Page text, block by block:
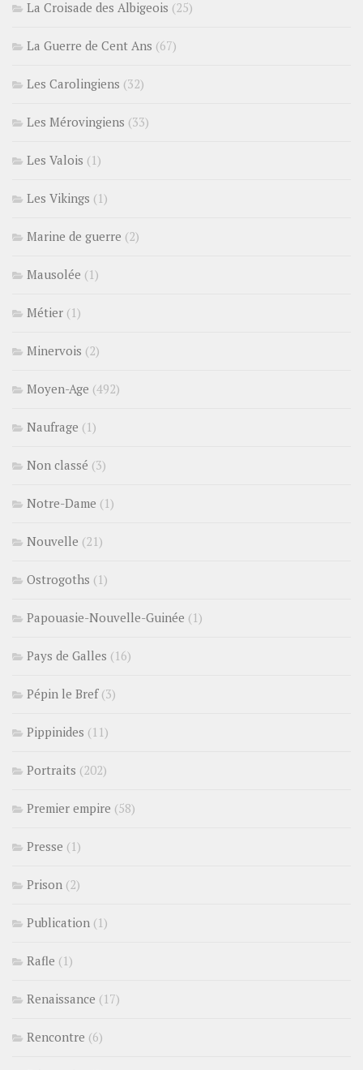
La Croisade des Albigeois (25)
La Guerre de Cent Ans (67)
Les Carolingiens (32)
Les Mérovingiens (33)
Les Valois (1)
Les Vikings (1)
Marine de guerre (2)
Mausolée (1)
Métier (1)
Minervois (2)
Moyen-Age (492)
Naufrage (1)
Non classé (3)
Notre-Dame (1)
Nouvelle (21)
Ostrogoths (1)
Papouasie-Nouvelle-Guinée (1)
Pays de Galles (16)
Pépin le Bref(3)
Pippinides (11)
Portraits (202)
Premier empire (58)
Presse (1)
Prison (2)
Publication (1)
Rafle (1)
Renaissance (17)
Rencontre (6)